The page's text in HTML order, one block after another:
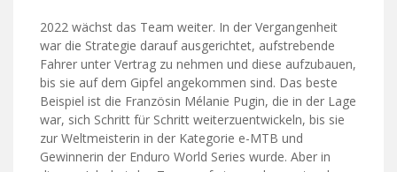
2022 wächst das Team weiter. In der Vergangenheit
war die Strategie darauf ausgerichtet, aufstrebende
Fahrer unter Vertrag zu nehmen und diese aufzubauen,
bis sie auf dem Gipfel angekommen sind. Das beste
Beispiel ist die Französin Mélanie Pugin, die in der Lage
war, sich Schritt für Schritt weiterzuentwickeln, bis sie
zur Weltmeisterin in der Kategorie e-MTB und
Gewinnerin der Enduro World Series wurde. Aber in